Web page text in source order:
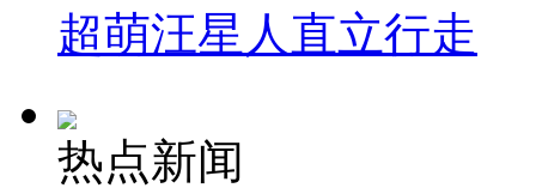
超萌汪星人直立行走
热点新闻